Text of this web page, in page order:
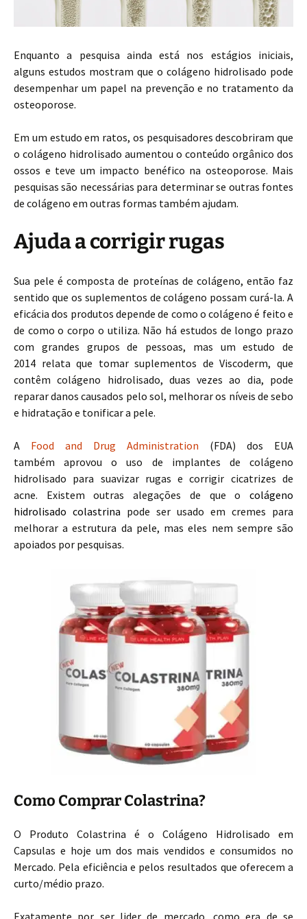
Enquanto a pesquisa ainda está nos estágios iniciais,
alguns estudos mostram que o colágeno hidrolisado pode
desempenhar um papel na prevenção e no tratamento da
osteoporose.
Em um estudo em ratos, os pesquisadores descobriram que
o colágeno hidrolisado aumentou o conteúdo orgânico dos
ossos e teve um impacto benéfico na osteoporose. Mais
pesquisas são necessárias para determinar se outras fontes
de colágeno em outras formas também ajudam.
Ajuda a corrigir rugas
Sua pele é composta de proteínas de colágeno, então faz
sentido que os suplementos de colágeno possam curá-la. A
eficácia dos produtos depende de como o colágeno é feito e
de como o corpo o utiliza. Não há estudos de longo prazo
com grandes grupos de pessoas, mas um estudo de
2014 relata que tomar suplementos de Viscoderm, que
contêm colágeno hidrolisado, duas vezes ao dia, pode
reparar danos causados ​​pelo sol, melhorar os níveis de sebo
e hidratação e tonificar a pele.
A Food and Drug Administration (FDA) dos EUA
também aprovou o uso de implantes de colágeno
hidrolisado para suavizar rugas e corrigir cicatrizes de
acne. Existem outras alegações de que o colágeno
hidrolisado colastrina pode ser usado em cremes para
melhorar a estrutura da pele, mas eles nem sempre são
apoiados por pesquisas.
Como Comprar Colastrina?
O Produto Colastrina é o Colágeno Hidrolisado em
Capsulas e hoje um dos mais vendidos e consumidos no
Mercado. Pela eficiência e pelos resultados que oferecem a
curto/médio prazo.